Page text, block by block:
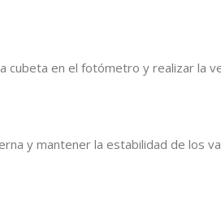
cubeta en el fotómetro y realizar la
y mantener la estabilidad de los